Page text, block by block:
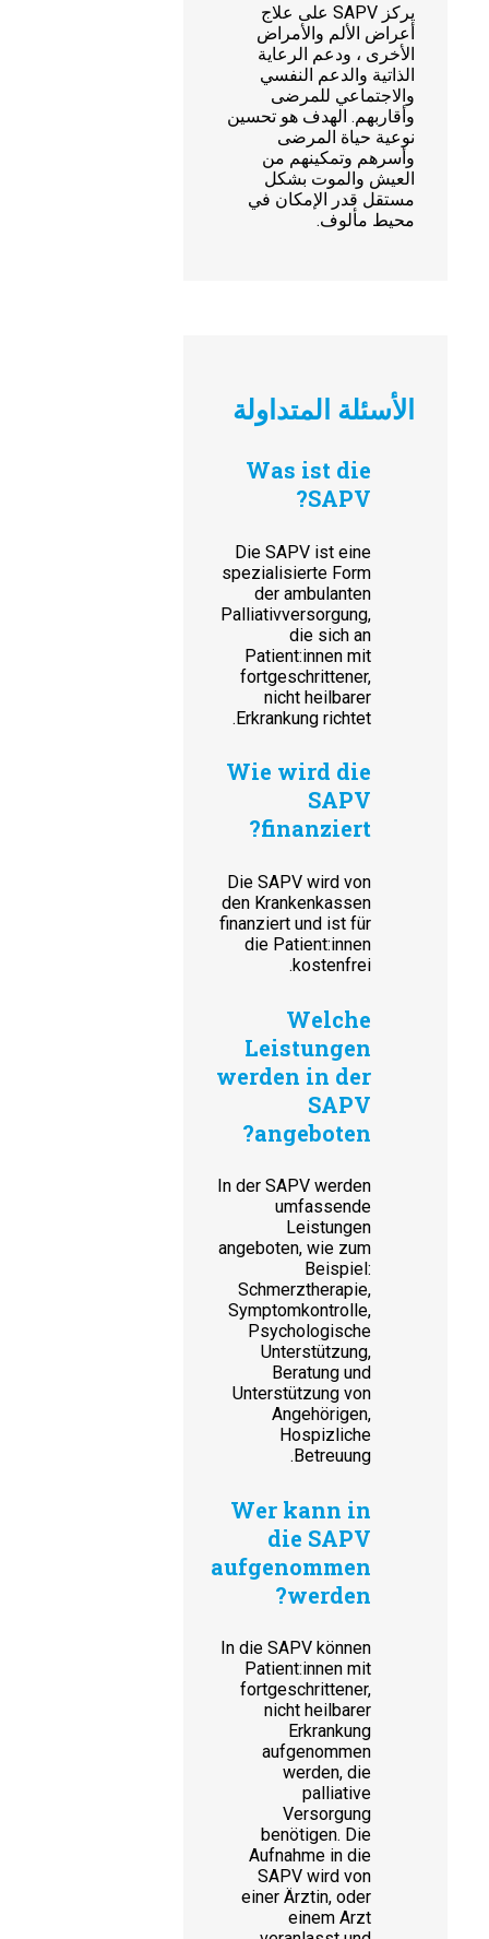
يركز SAPV على علاج
أعراض الألم والأمراض
الأخرى ، ودعم الرعاية
الذاتية والدعم النفسي
والاجتماعي للمرضى
وأقاربهم. الهدف هو تحسين
نوعية حياة المرضى
وأسرهم وتمكينهم من
العيش والموت بشكل
مستقل قدر الإمكان في
محيط مألوف.
الأسئلة المتداولة
Was ist die
SAPV?
Die SAPV ist eine
spezialisierte Form
der ambulanten
Palliativversorgung,
die sich an
Patient:innen mit
fortgeschrittener,
nicht heilbarer
Erkrankung richtet.
Wie wird die
SAPV
finanziert?
Die SAPV wird von
den Krankenkassen
finanziert und ist für
die Patient:innen
kostenfrei.
Welche
Leistungen
werden in der
SAPV
angeboten?
In der SAPV werden
umfassende
Leistungen
angeboten, wie zum
Beispiel:
Schmerztherapie,
Symptomkontrolle,
Psychologische
Unterstützung,
Beratung und
Unterstützung von
Angehörigen,
Hospizliche
Betreuung.
Wer kann in
die SAPV
aufgenommen
werden?
In die SAPV können
Patient:innen mit
fortgeschrittener,
nicht heilbarer
Erkrankung
aufgenommen
werden, die
palliative
Versorgung
benötigen. Die
Aufnahme in die
SAPV wird von
einer Ärztin, oder
einem Arzt